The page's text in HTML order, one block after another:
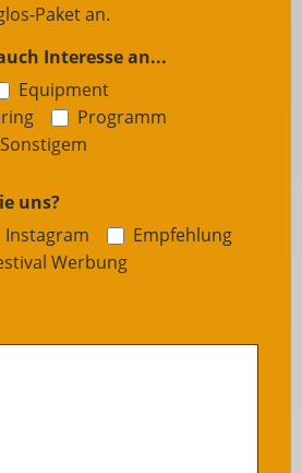
Paket an.
Interesse an...
Equipment
Programm
Sonstigem
uns?
Instagram
Empfehlung
Werbung